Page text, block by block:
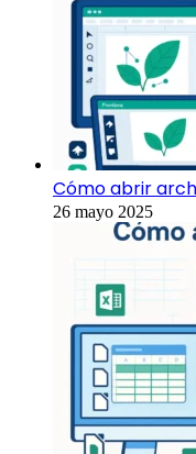
Cómo abrir
26 mayo 2025